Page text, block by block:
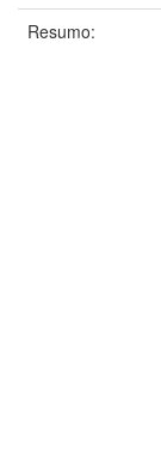
Resumo: